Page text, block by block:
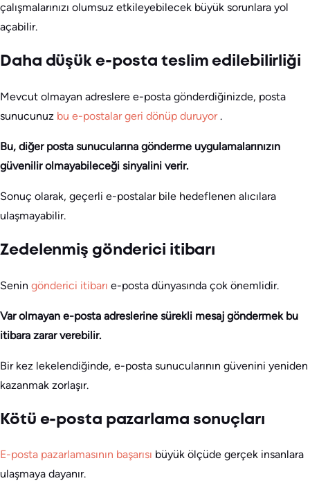
çalışmalarınızı olumsuz etkileyebilecek büyük sorunlara yol
açabilir.
Daha düşük e-posta teslim edilebilirliği
Mevcut olmayan adreslere e-posta gönderdiğinizde, posta
sunucunuz bu e-postalar geri dönüp duruyor.
Bu, diğer posta sunucularına gönderme uygulamalarınızın
güvenilir olmayabileceği sinyalini verir.
Sonuç olarak, geçerli e-postalar bile hedeflenen alıcılara
ulaşmayabilir.
Zedelenmiş gönderici itibarı
Senin gönderici itibarı e-posta dünyasında çok önemlidir.
Var olmayan e-posta adreslerine sürekli mesaj göndermek bu
itibara zarar verebilir.
Bir kez lekelendiğinde, e-posta sunucularının güvenini yeniden
kazanmak zorlaşır.
Kötü e-posta pazarlama sonuçları
E-posta pazarlamasının başarısı büyük ölçüde gerçek insanlara
ulaşmaya dayanır.